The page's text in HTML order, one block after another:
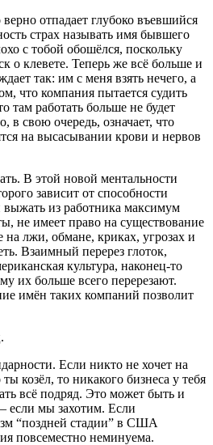
отпадает глубоко въевшийся
страх называть имя бывшего
с тобой обошёлся, поскольку
о клевете. Теперь же всё больше и
так: им с меня взять нечего, а
что компания пытается судить
там работать больше не будет
в свою очередь, означает, что
на высасывании крови и нервов
В этой новой ментальности
зависит от способности
выжать из работника максимум
не имеет право на существование
лжи, обмане, криках, угрозах и
Взаимный перерез глоток,
культура, наконец-то
их больше всего перерезают.
имён таких компаний позволит
Если никто не хочет на
козёл, то никакого бизнеса у тебя
всё подряд. Это может быть и
если мы захотим. Если
“поздней стадии” в США
повсеместно неминуема.